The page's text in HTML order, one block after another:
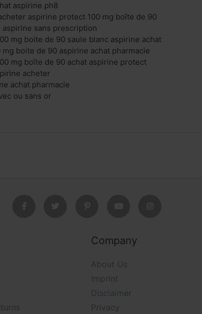
aspirine ph8
aspirine protect 100 mg boîte de 90
sans prescription
mg boite de 90 saule blanc aspirine achat
boite de 90 aspirine achat pharmacie
mg boîte de 90 achat aspirine protect
acheter
achat pharmacie
ou sans or
Company
About Us
Imprint
Disclaimer
Privacy